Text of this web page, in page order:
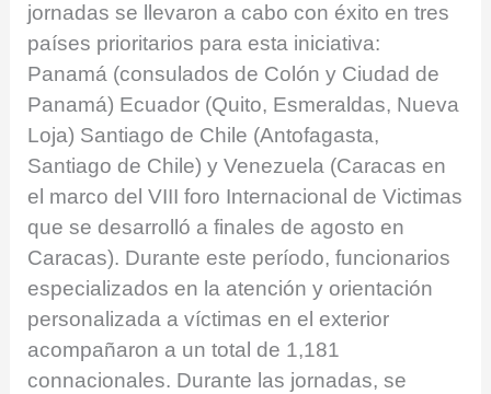
jornadas se llevaron a cabo con éxito en tres
países prioritarios para esta iniciativa:
Panamá (consulados de Colón y Ciudad de
Panamá) Ecuador (Quito, Esmeraldas, Nueva
Loja) Santiago de Chile (Antofagasta,
Santiago de Chile) y Venezuela (Caracas en
el marco del VIII foro Internacional de Victimas
que se desarrolló a finales de agosto en
Caracas). Durante este período, funcionarios
especializados en la atención y orientación
personalizada a víctimas en el exterior
acompañaron a un total de 1,181
connacionales. Durante las jornadas, se